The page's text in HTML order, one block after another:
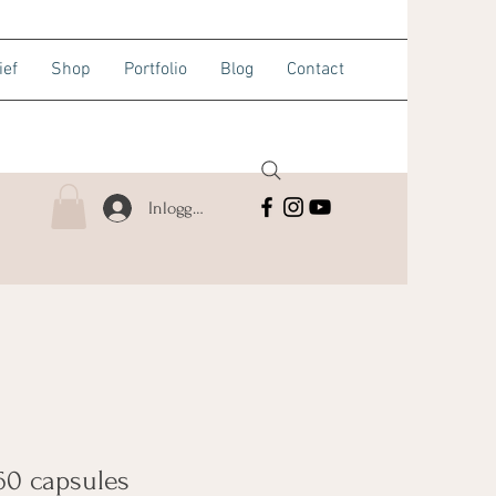
Shop Portfolio Blog Contact
Inloggen
capsules